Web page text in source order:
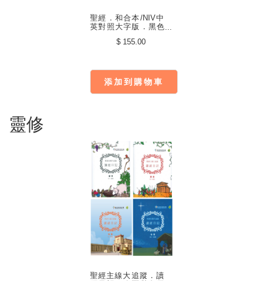
聖經．和合本/NIV中
英對照大字版．黑色
CBT1253$ 155.00
添加到購物車
靈修
聖經主線大追蹤．讀